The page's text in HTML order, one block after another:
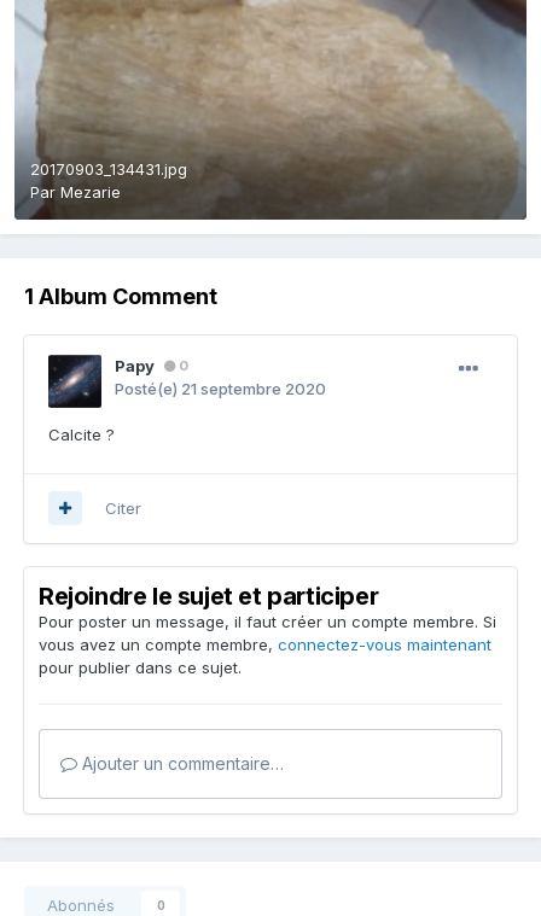
20170903_134431.jpg
Par Mezarie
1 Album Comment
Papy 0
Posté(e) 21 septembre 2020
Calcite ?
Citer
Rejoindre le sujet et participer
Pour poster un message, il faut créer un compte membre. Si
vous avez un compte membre, connectez-vous maintenant
pour publier dans ce sujet.
Ajouter un commentaire…
Abonnés 0